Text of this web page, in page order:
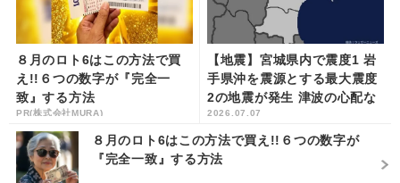
８月のロト6はこの方法で買
え!!６つの数字が『完全一
致』する方法
PR(株式会社MURA)
【地震】宮城県内で震度1 岩
手県沖を震源とする最大震度
2の地震が発生 津波の心配な
し | khb東日本放送
2026.07.07
８月のロト6はこの方法で買え!!６つの数字が
『完全一致』する方法